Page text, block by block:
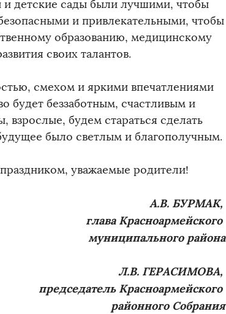
детские сады были лучшими, чтобы
и привлекательными, чтобы
образованию, медицинскому
своих талантов.
смехом и яркими впечатлениями
будет беззаботным, счастливым и
будем стараться сделать
было светлым и благополучным.
уважаемые родители!
А.В. БУРМАК,
глава Красноармейского
муниципального района
Л.В. ГЕРАСИМОВА,
председатель Красноармейского
районного Собрания